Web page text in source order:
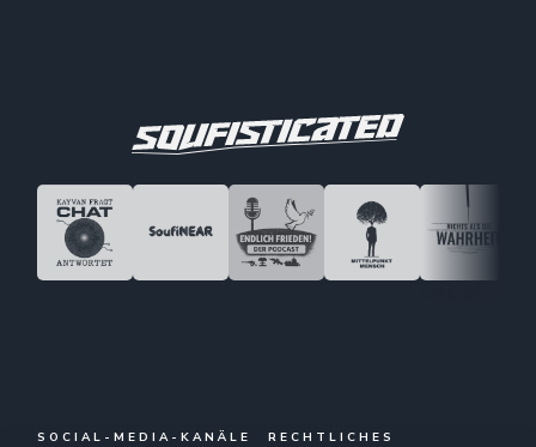
SOCIAL-MEDIA-KANÄLE RECHTLICHES